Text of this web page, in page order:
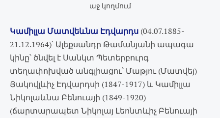
աջ կողմում
Կամիլլա Մատվեևնա Էդվարդս (04.07.1885-
21.12.1964)՝ Ալեքսանդր Թամանյանի ապագա
կինը՝ ծնվել է Սանկտ Պետերբուրգ
տեղափոխված անգլիացու՝ Մաթյու (Մատվեյ)
Յակովլևիչ Էդվարդսի (1847-1917) և Կամիլլա
Նիկոլաևնա Բենուայի (1849-1920)
(ճարտարապետ Նիկոլայ Լեոնտևիչ Բենուայի